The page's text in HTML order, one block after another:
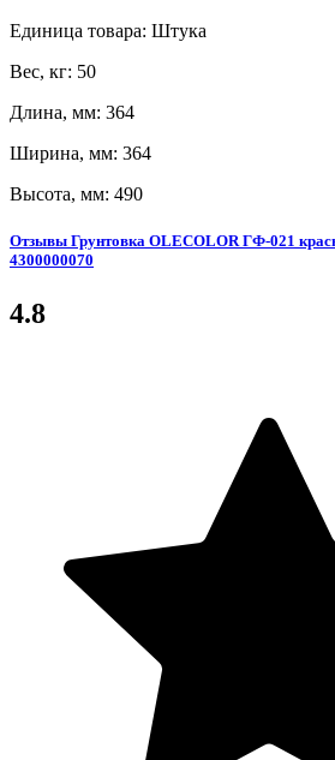
Единица товара: Штука
Вес, кг: 50
Длина, мм: 364
Ширина, мм: 364
Высота, мм: 490
Отзывы Грунтовка OLECOLOR ГФ-021
4300000070
4.8